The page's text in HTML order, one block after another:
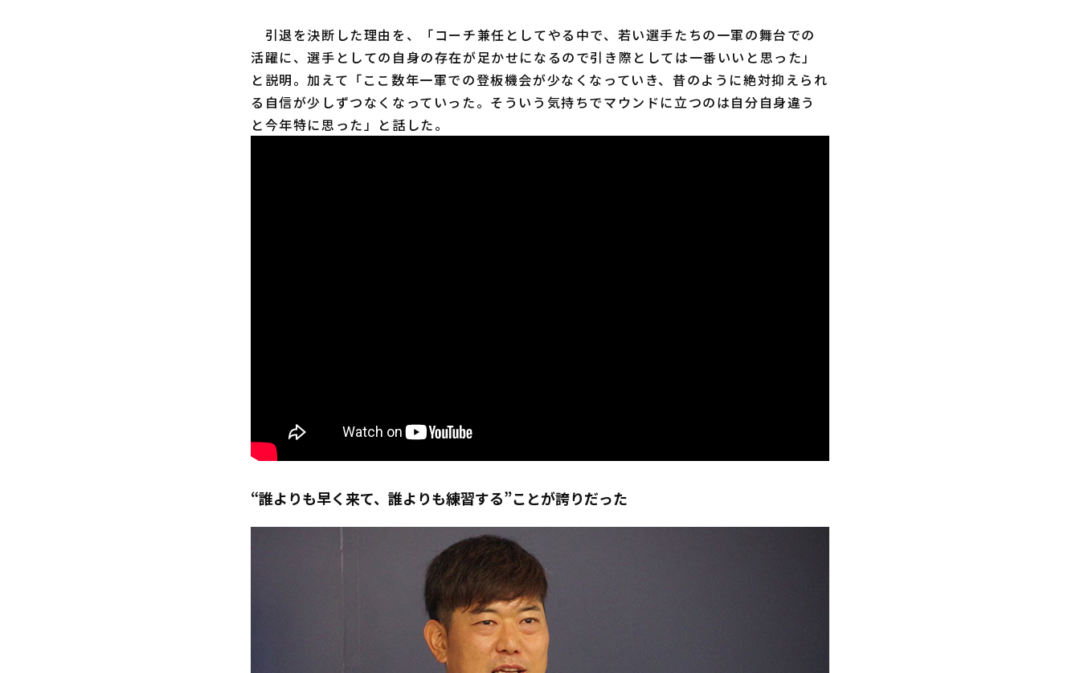
引退を決断した理由を、「コーチ兼任としてやる中で、若い選手たちの一軍の舞台での
活躍に、選手としての自身の存在が足かせになるので引き際としては一番いいと思った」
と説明。加えて「ここ数年一軍での登板機会が少なくなっていき、昔のように絶対抑えられ
る自信が少しずつなくなっていった。そういう気持ちでマウンドに立つのは自分自身違う
と今年特に思った」と話した。
“誰よりも早く来て、誰よりも練習する”ことが誇りだった